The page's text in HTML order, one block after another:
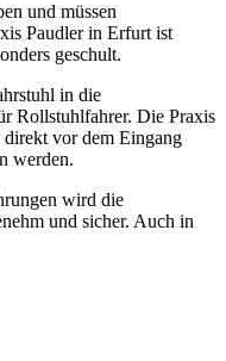
und müssen
Paudler in Erfurt ist
geschult.
in die
Rollstuhlfahrer. Die Praxis
direkt vor dem Eingang
werden.
wird die
und sicher. Auch in